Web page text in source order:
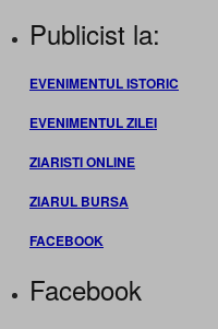
Publicist la:
EVENIMENTUL ISTORIC
EVENIMENTUL ZILEI
ZIARISTI ONLINE
ZIARUL BURSA
FACEBOOK
Facebook